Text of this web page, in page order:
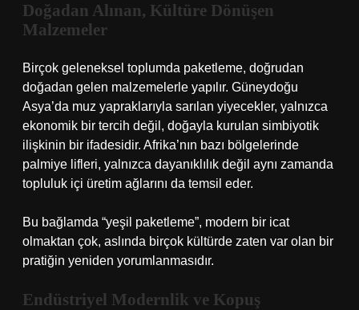
Doğadan Alınan, Kültüre Dönüşen
Malzemeler
Birçok geleneksel toplumda paketleme, doğrudan
doğadan gelen malzemelerle yapılır. Güneydoğu
Asya’da muz yapraklarıyla sarılan yiyecekler, yalnızca
ekonomik bir tercih değil, doğayla kurulan simbiyotik
ilişkinin bir ifadesidir. Afrika’nın bazı bölgelerinde
palmiye lifleri, yalnızca dayanıklılık değil aynı zamanda
topluluk içi üretim ağlarını da temsil eder.
Bu bağlamda “yeşil paketleme”, modern bir icat
olmaktan çok, aslında birçok kültürde zaten var olan bir
pratiğin yeniden yorumlanmasıdır.
Endüstriyel Modernlik ve Kopuş